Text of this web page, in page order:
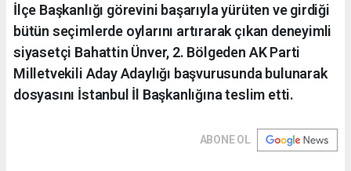
İlçe Başkanlığı görevini başarıyla yürüten ve girdiği
bütün seçimlerde oylarını artırarak çıkan deneyimli
siyasetçi Bahattin Ünver, 2. Bölgeden AK Parti
Milletvekili Aday Adaylığı başvurusunda bulunarak
dosyasını İstanbul İl Başkanlığına teslim etti.
ABONE OL